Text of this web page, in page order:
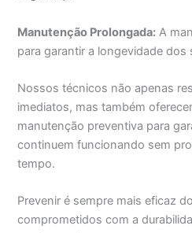
Manutenção Prolongada: A
para garantir a longevidade
Nossos técnicos não apenas
imediatos, mas também
manutenção preventiva para
continuem funcionando sem
tempo.
Prevenir é sempre mais eficaz
comprometidos com a